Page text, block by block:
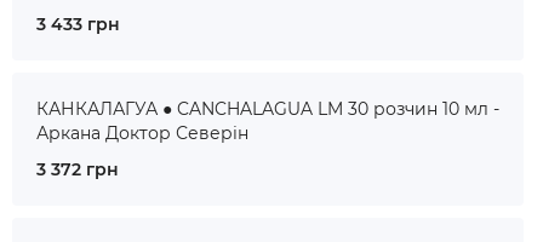
3 433 грн
КАНКАЛАГУА ● CANCHALAGUA LM 30 розчин 10 мл -
Аркана Доктор Северін
3 372 грн